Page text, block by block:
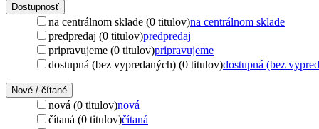
Dostupnosť
na centrálnom sklade (0 titulov)na centrálnom sklade
predpredaj (0 titulov)predpredaj
pripravujeme (0 titulov)pripravujeme
dostupná (bez vypredaných) (0 titulov)dostupná (bez
Nové / čítané
nová (0 titulov)nová
čítaná (0 titulov)čítaná